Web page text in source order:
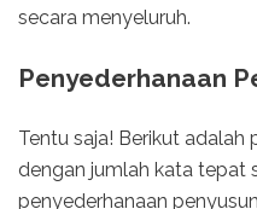
secara menyeluruh.
Penyederhanaan
Tentu saja! Berikut adalah
dengan jumlah kata tepat
penyederhanaan